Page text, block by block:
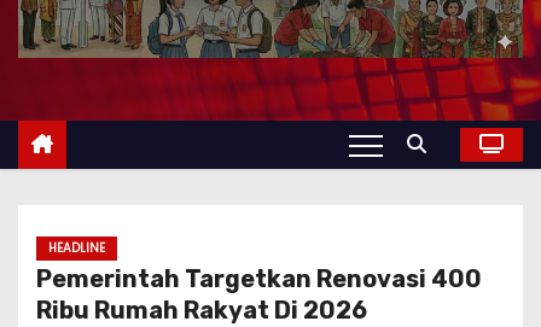
HEADLINE
Pemerintah Targetkan Renovasi 400
Ribu Rumah Rakyat Di 2026